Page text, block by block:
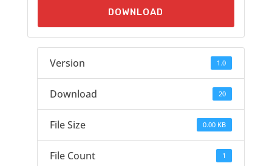
DOWNLOAD
Version 1.0
Download 20
File Size 0.00 KB
File Count 1